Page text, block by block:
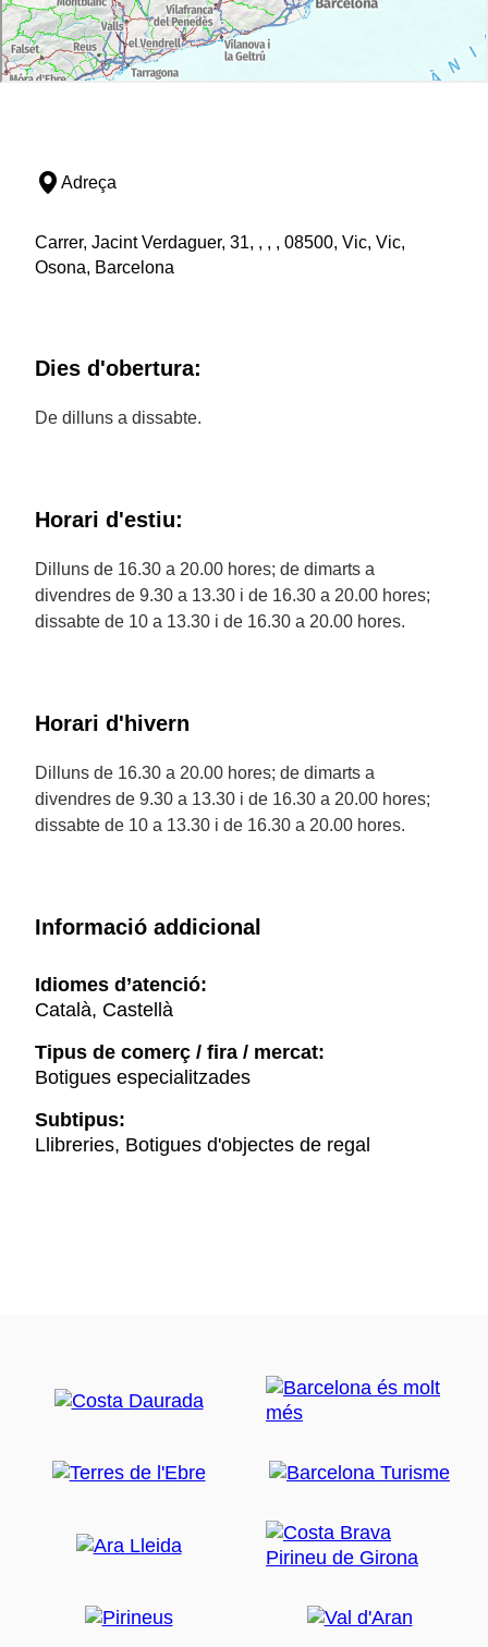
Adreça
Carrer, Jacint Verdaguer, 31, , , , 08500, Vic, Vic,
Osona, Barcelona
Dies d'obertura:
De dilluns a dissabte.
Horari d'estiu:
Dilluns de 16.30 a 20.00 hores; de dimarts a
divendres de 9.30 a 13.30 i de 16.30 a 20.00 hores;
dissabte de 10 a 13.30 i de 16.30 a 20.00 hores.
Horari d'hivern
Dilluns de 16.30 a 20.00 hores; de dimarts a
divendres de 9.30 a 13.30 i de 16.30 a 20.00 hores;
dissabte de 10 a 13.30 i de 16.30 a 20.00 hores.
Informació addicional
Idiomes d’atenció:
Català, Castellà
Tipus de comerç / fira / mercat:
Botigues especialitzades
Subtipus:
Llibreries, Botigues d'objectes de regal